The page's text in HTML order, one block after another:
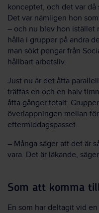
konceptet, och det var
Det var nämligen hon
– och nu blev hon istället
hålla i grupper på andra
man sökt pengar från
hållbart arbetsliv.
Just nu är det åtta
träffas en och en halv
åtta gånger totalt.
överlappningen mellan
eftermiddagspasset.
– Många säger att det är
vara. Det är läkande,
Som att komma
En som har deltagit vid